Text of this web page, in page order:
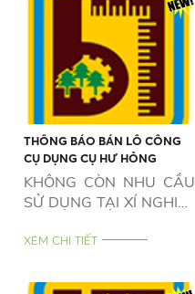
THÔNG BÁO BÁN LÔ CÔNG
CỤ DỤNG CỤ HƯ HỎNG
KHÔNG CÒN NHU CẦU
SỬ DỤNG TẠI XÍ NGHIỆP
THIẾT
XEM CHI TIẾT